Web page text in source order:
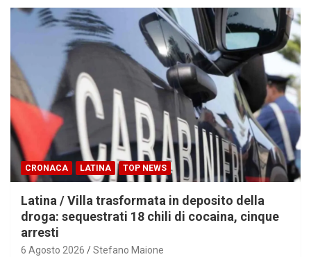
CRONACA LATINA TOP NEWS
Latina / Villa trasformata in deposito della
droga: sequestrati 18 chili di cocaina, cinque
arresti
6 Agosto 2026 Stefano Maione